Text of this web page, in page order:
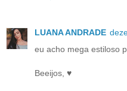
LUANA ANDRADE
eu acho mega estiloso
Beeijos, ♥